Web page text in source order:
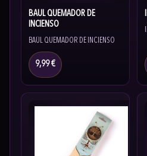
BAÚL QUEMADOR DE
INCIENSO
BAÚL QUEMADOR DE INCIENSO
9,99 €